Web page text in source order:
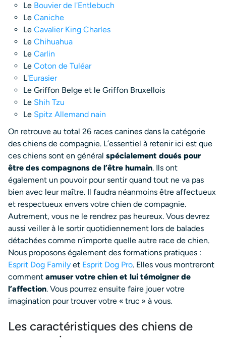
Le Bouvier de l'Entlebuch
Le Caniche
Le Cavalier King Charles
Le Chihuahua
Le Carlin
Le Coton de Tuléar
L'Eurasier
Le Griffon Belge et le Griffon Bruxellois
Le Shih Tzu
Le Spitz Allemand nain
On retrouve au total 26 races canines dans la catégorie
des chiens de compagnie. L’essentiel à retenir ici est que
ces chiens sont en général spécialement doués pour
être des compagnons de l’être humain. Ils ont
également un pouvoir pour sentir quand tout ne va pas
bien avec leur maître. Il faudra néanmoins être affectueux
et respectueux envers votre chien de compagnie.
Autrement, vous ne le rendrez pas heureux. Vous devrez
aussi veiller à le sortir quotidiennement lors de balades
détachées comme n’importe quelle autre race de chien.
Nous proposons également des formations pratiques :
Esprit Dog Family et Esprit Dog Pro. Elles vous montreront
comment amuser votre chien et lui témoigner de
l’affection. Vous pourrez ensuite faire jouer votre
imagination pour trouver votre « truc » à vous.
Les caractéristiques des chiens de